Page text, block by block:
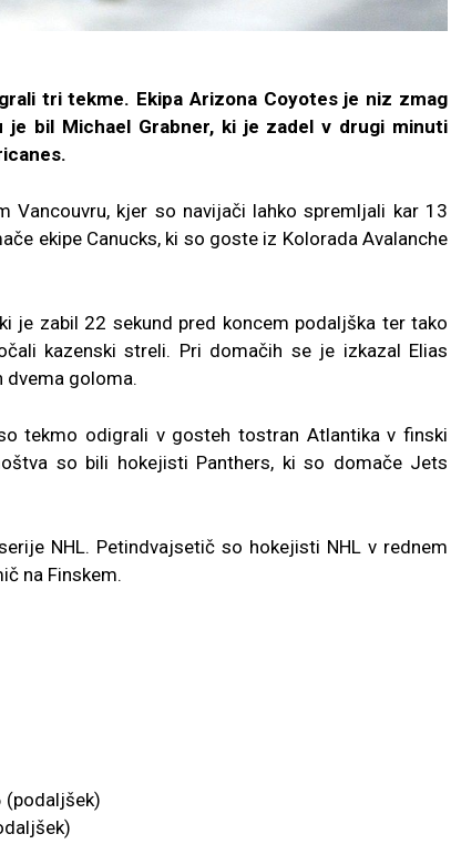
tri tekme. Ekipa Arizona Coyotes je niz zmag
je bil Michael Grabner, ki je zadel v drugi minuti
kjer so navijači lahko spremljali kar 13
ekipe Canucks, ki so goste iz Kolorada Avalanche
je zabil 22 sekund pred koncem podaljška ter tako
kazenski streli. Pri domačih se je izkazal Elias
dvema goloma.
tekmo odigrali v gosteh tostran Atlantika v finski
so bili hokejisti Panthers, ki so domače Jets
NHL. Petindvajsetič so hokejisti NHL v rednem
na Finskem.
(podaljšek)